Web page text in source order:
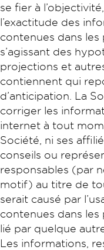
se fier à
l’exactitude des
contenues dans les
s’agissant des
projections et
contiennent qui
d’anticipation. La
corriger les
internet à tout
Société, ni ses
conseils ou
responsables (par
motif) au titre de
serait causé par
contenues dans
lié par quelque
Les informations,